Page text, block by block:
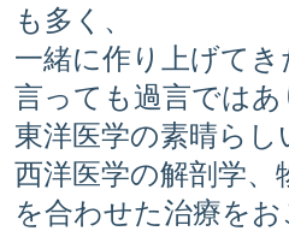
も多く、
一緒に作り上げてき
言っても過言ではあ
東洋医学の素晴らし
西洋医学の解剖学、
を合わせた治療を